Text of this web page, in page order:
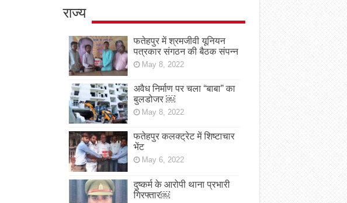
राज्य
फतेहपुर में श्रमजीवी यूनियन
पत्रकार संगठन की बैठक संपन्न
May 8, 2022
अवैध निर्माण पर चला “बाबा” का
बुलडोजर ￼
May 8, 2022
फतेहपुर कलक्ट्रेट में शिष्टाचार
भेंट
May 6, 2022
दुष्कर्म के आरोपी थाना प्रभारी
गिरफ्तार￼